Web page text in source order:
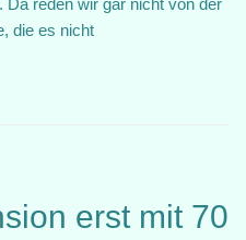
reden wir gar nicht von der
die es nicht
erst mit 70